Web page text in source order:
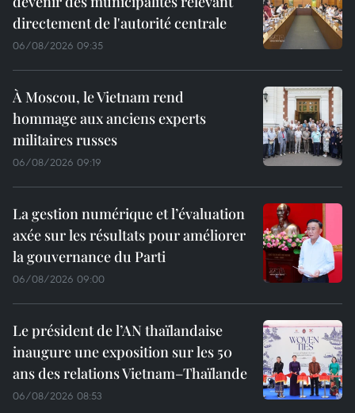
directement de l'autorité centrale
06/08/2026 09:35
À Moscou, le Vietnam rend
hommage aux anciens experts
militaires russes
06/08/2026 09:19
La gestion numérique et l’évaluation
axée sur les résultats pour améliorer
la gouvernance du Parti
06/08/2026 09:00
Le président de l’AN thaïlandaise
inaugure une exposition sur les 50
ans des relations Vietnam–Thaïlande
06/08/2026 08:53